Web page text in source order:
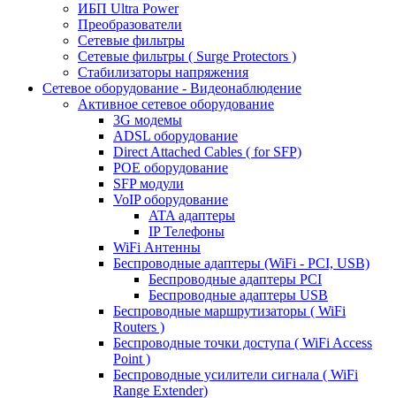
ИБП Ultra Power
Преобразователи
Сетевые фильтры
Сетевые фильтры ( Surge Protectors )
Стабилизаторы напряжения
Сетевое оборудование - Видеонаблюдение
Активное сетевое оборудование
3G модемы
ADSL оборудование
Direct Attached Cables ( for SFP)
POE оборудование
SFP модули
VoIP оборудование
ATA адаптеры
IP Телефоны
WiFi Антенны
Беспроводные адаптеры (WiFi - PCI, USB)
Беспроводные адаптеры PCI
Беспроводные адаптеры USB
Беспроводные маршрутизаторы ( WiFi
Routers )
Беспроводные точки доступа ( WiFi Access
Point )
Беспроводные усилители сигнала ( WiFi
Range Extender)